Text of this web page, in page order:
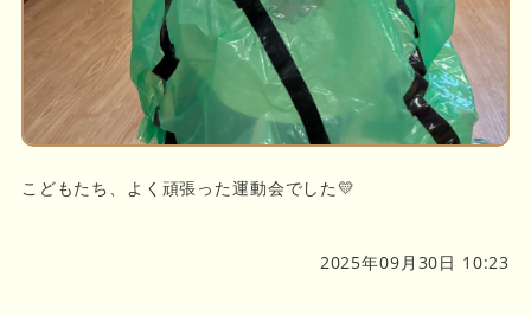
こどもたち、よく頑張った運動会でした💛
2025年09月30日 10:23